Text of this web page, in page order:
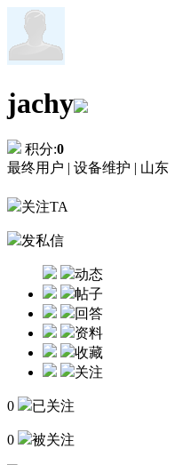
jachy
积分:0
最终用户 | 设备维护 | 山东
关注TA
发私信
动态
帖子
回答
资料
收藏
关注
0 已关注
0 被关注